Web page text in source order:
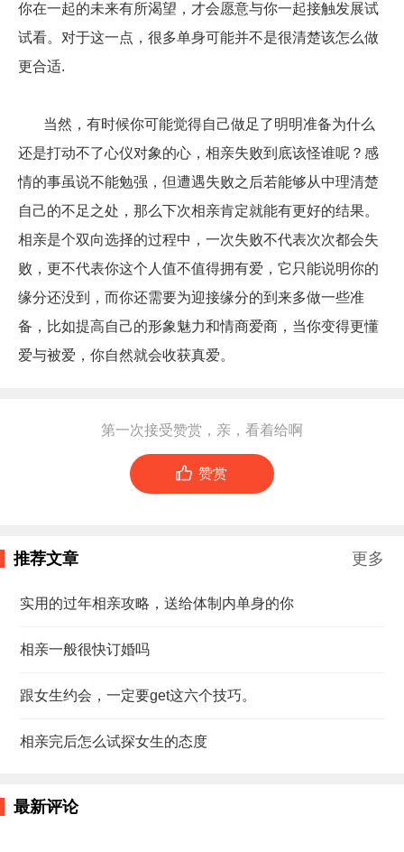
你在一起的未来有所渴望，才会愿意与你一起接触发展试
试看。对于这一点，很多单身可能并不是很清楚该怎么做
更合适.
当然，有时候你可能觉得自己做足了明明准备为什么
还是打动不了心仪对象的心，相亲失败到底该怪谁呢？感
情的事虽说不能勉强，但遭遇失败之后若能够从中理清楚
自己的不足之处，那么下次相亲肯定就能有更好的结果。
相亲是个双向选择的过程中，一次失败不代表次次都会失
败，更不代表你这个人值不值得拥有爱，它只能说明你的
缘分还没到，而你还需要为迎接缘分的到来多做一些准
备，比如提高自己的形象魅力和情商爱商，当你变得更懂
爱与被爱，你自然就会收获真爱。
第一次接受赞赏，亲，看着给啊
 赞赏
推荐文章 更多
实用的过年相亲攻略，送给体制内单身的你
相亲一般很快订婚吗
跟女生约会，一定要get这六个技巧。
相亲完后怎么试探女生的态度
最新评论